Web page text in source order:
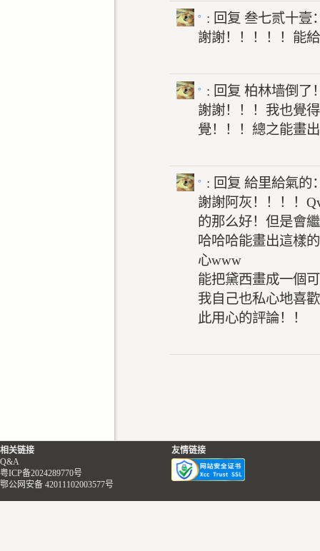
。 : 回复 叁七贰十壹
謝謝！！！！！能
。 : 回复 柏林墙倒了
謝謝！！！我也覺
覺！！！總之能畫
。 : 回复 給里給氣的
謝謝阿灰！！！！
的那么好！但是會
哈哈哈能畫出這樣
心www
能把黛西畫成一個
我自己也私心地喜
此用心的評論！！
相关链接
Q&A
粤ICP备2024289770号
鄂公网安备 42011102003577号
友情链接